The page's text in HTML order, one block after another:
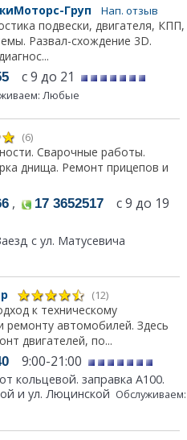
Груп Нап. отзыв
подвески, двигателя, КПП,
Развал-схождение 3D.
с 9 до 21
Любые
(6)
Сварочные работы.
днища. Ремонт прицепов и
, 17 3652517 с 9 до 19
с ул. Матусевича
(12)
к техническому
ремонту автомобилей. Здесь
двигателей, по...
9:00-21:00
кольцевой. заправка А100.
и ул. Люцинской Обслуживаем: